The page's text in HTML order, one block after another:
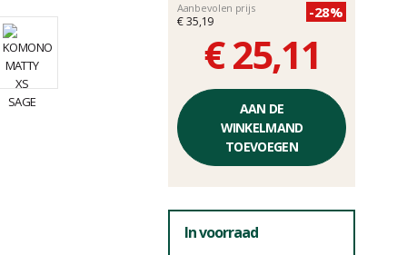
Aanbevolen prijs
€ 35,19
-28%
€ 25,11
Éénheidsprijs,
zonder
kosten
AAN DE
WINKELMAND
TOEVOEGEN
In voorraad